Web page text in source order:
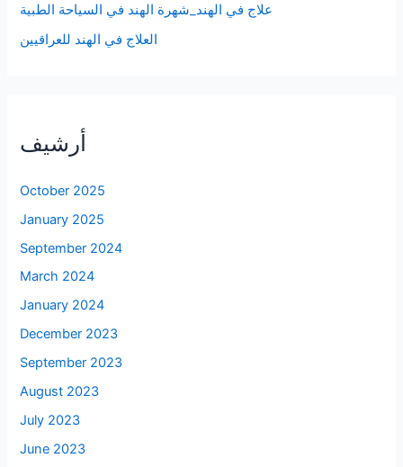
علاج في الهند_شهرة الهند في السياحة الطبية
العلاج في الهند للعراقيين
أرشيف
October 2025
January 2025
September 2024
March 2024
January 2024
December 2023
September 2023
August 2023
July 2023
June 2023